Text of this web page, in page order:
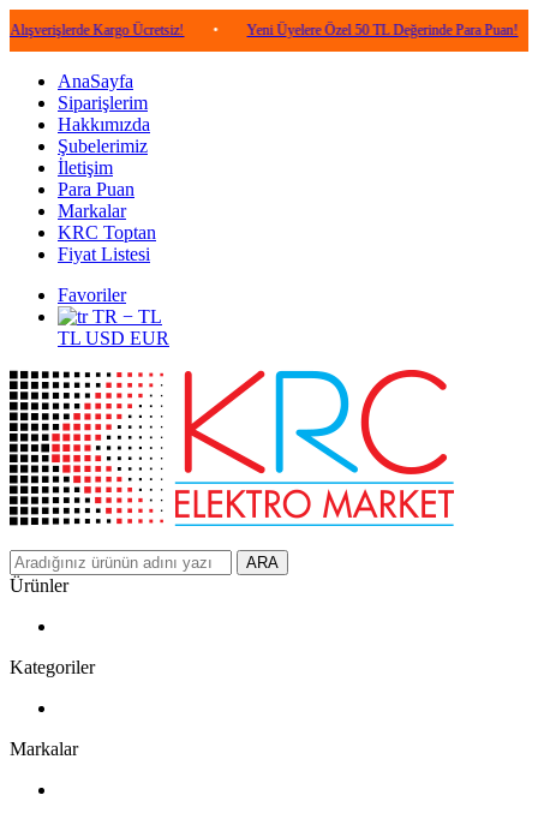
Kargo Ücretsiz! • Yeni Üyelere Özel 50 TL Değerinde Para Puan! •
AnaSayfa
Siparişlerim
Hakkımızda
Şubelerimiz
İletişim
Para Puan
Markalar
KRC Toptan
Fiyat Listesi
Favoriler
TR − TL
TL USD EUR
ARA
Ürünler
Kategoriler
Markalar